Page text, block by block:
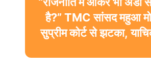
है?” TMC सांसद महुआ
सुप्रीम कोर्ट से झटका,